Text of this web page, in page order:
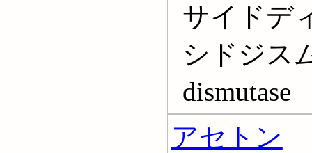
サイドデ
シドジス
dismutase
アセトン